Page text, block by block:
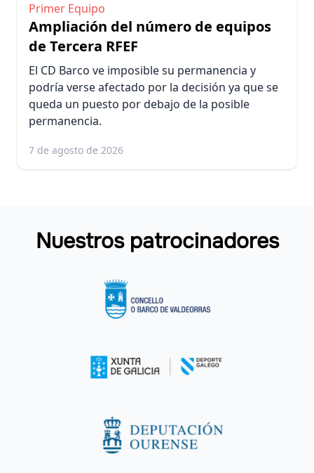
Primer Equipo
Ampliación del número de equipos
de Tercera RFEF
El CD Barco ve imposible su permanencia y
podría verse afectado por la decisión ya que se
queda un puesto por debajo de la posible
permanencia.
7 de agosto de 2026
Nuestros patrocinadores